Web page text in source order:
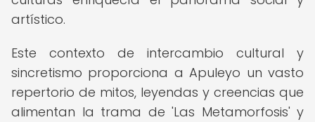
artístico.
Este contexto de intercambio cultural y
sincretismo proporciona a Apuleyo un vasto
repertorio de mitos, leyendas y creencias que
alimentan la trama de 'Las Metamorfosis' y